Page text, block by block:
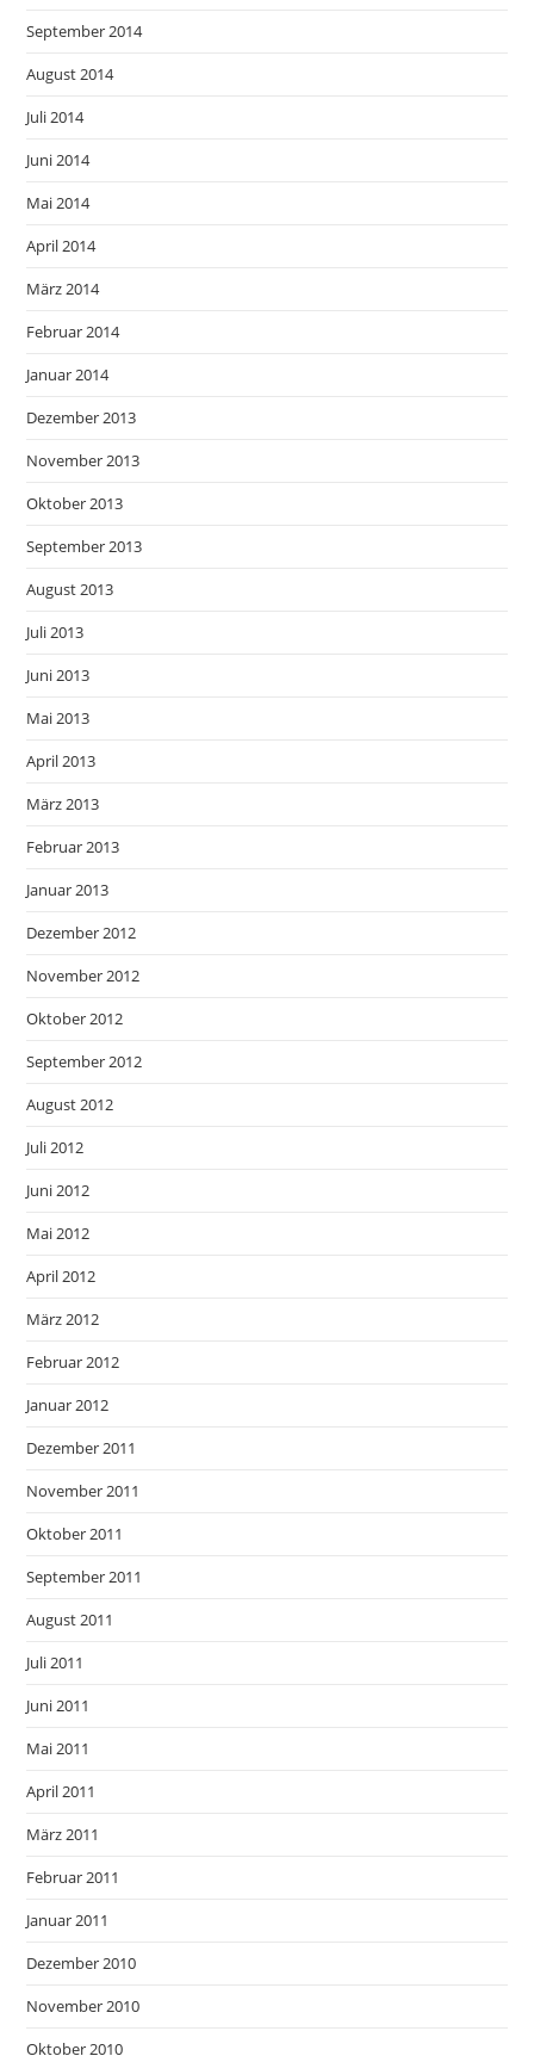
September 2014
August 2014
Juli 2014
Juni 2014
Mai 2014
April 2014
März 2014
Februar 2014
Januar 2014
Dezember 2013
November 2013
Oktober 2013
September 2013
August 2013
Juli 2013
Juni 2013
Mai 2013
April 2013
März 2013
Februar 2013
Januar 2013
Dezember 2012
November 2012
Oktober 2012
September 2012
August 2012
Juli 2012
Juni 2012
Mai 2012
April 2012
März 2012
Februar 2012
Januar 2012
Dezember 2011
November 2011
Oktober 2011
September 2011
August 2011
Juli 2011
Juni 2011
Mai 2011
April 2011
März 2011
Februar 2011
Januar 2011
Dezember 2010
November 2010
Oktober 2010